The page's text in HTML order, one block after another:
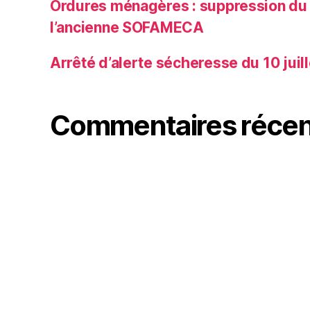
Ordures ménagères : suppression
l’ancienne SOFAMECA
Arrêté d’alerte sécheresse du 10
Commentaires